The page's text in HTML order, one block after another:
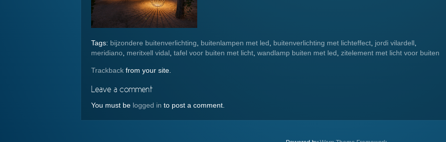
Tags: bijzondere buitenverlichting buitenlampen met led buitenverlichting met lichteffect jordi vilardell
meridiano meritxell vidal tafel voor buiten met licht wandlamp buiten met led zitelement met licht voor buiten
Trackback from your site.
Leave a comment
You must be logged in to post a comment.